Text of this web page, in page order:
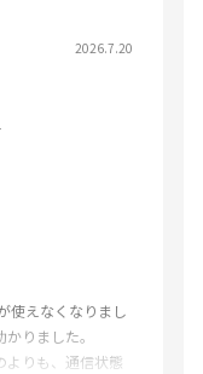
2026.7.20
使えなくなりまし
りました。
よりも、通信状態